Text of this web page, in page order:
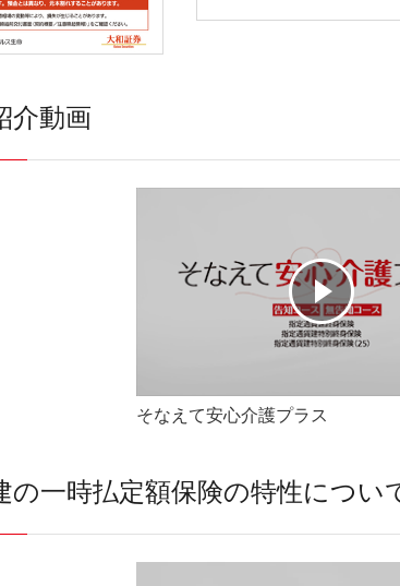
介動画
そなえて安心介護プラス
の一時払定額保険の特性につい